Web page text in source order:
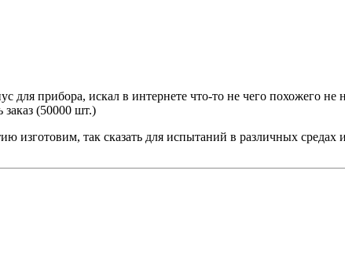
для прибора, искал в интернете что-то не чего похожего
заказ (50000 шт.)
изготовим, так сказать для испытаний в различных средах